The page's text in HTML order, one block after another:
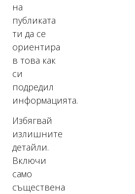
на
публиката
ти да се
ориентира
в това как
си
подредил
информацията.
Избягвай
излишните
детайли.
Включи
само
съществена